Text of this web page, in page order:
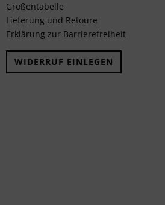
Größentabelle
Lieferung und Retoure
Erklärung zur Barrierefreiheit
WIDERRUF EINLEGEN